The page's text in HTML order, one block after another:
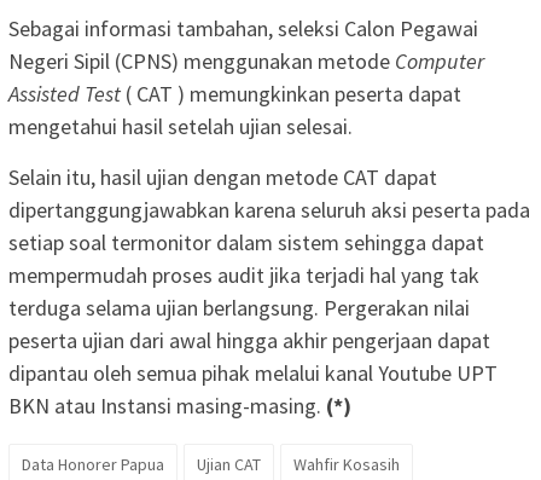
Sebagai informasi tambahan, seleksi Calon Pegawai
Negeri Sipil (CPNS) menggunakan metode Computer
Assisted Test ( CAT ) memungkinkan peserta dapat
mengetahui hasil setelah ujian selesai.
Selain itu, hasil ujian dengan metode CAT dapat
dipertanggungjawabkan karena seluruh aksi peserta pada
setiap soal termonitor dalam sistem sehingga dapat
mempermudah proses audit jika terjadi hal yang tak
terduga selama ujian berlangsung. Pergerakan nilai
peserta ujian dari awal hingga akhir pengerjaan dapat
dipantau oleh semua pihak melalui kanal Youtube UPT
BKN atau Instansi masing-masing. (*)
Data Honorer Papua Ujian CAT
Wahfir Kosasih